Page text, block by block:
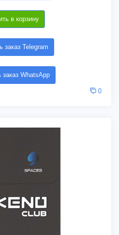
в корзину
Telegram
WhatsApp
0